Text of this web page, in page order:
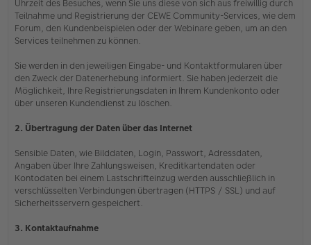
Uhrzeit des Besuches, wenn Sie uns diese von sich aus freiwillig durch
Teilnahme und Registrierung der CEWE Community-Services, wie dem
Forum, den Kundenbeispielen oder der Webinare geben, um an den
Services teilnehmen zu können.
Sie werden in den jeweiligen Eingabe- und Kontaktformularen über
den Zweck der Datenerhebung informiert. Sie haben jederzeit die
Möglichkeit, Ihre Registrierungsdaten in Ihrem Kundenkonto oder
über unseren Kundendienst zu löschen.
2. Übertragung der Daten über das Internet
Sensible Daten, wie Bilddaten, Login, Passwort, Adressdaten,
Angaben über Ihre Zahlungsweisen, Kreditkartendaten oder
Kontodaten bei einem Lastschrifteinzug werden ausschließlich in
verschlüsselten Verbindungen übertragen (HTTPS / SSL) und auf
Sicherheitsservern gespeichert.
3. Kontaktaufnahme